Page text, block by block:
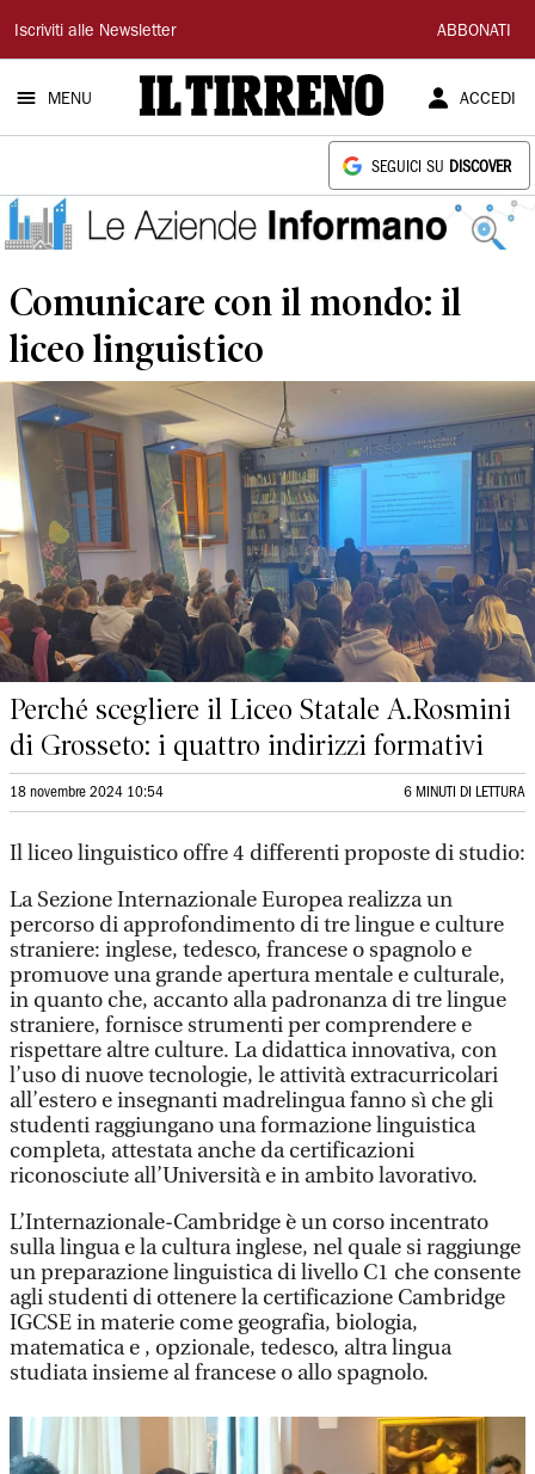
Il
Tirreno
Iscriviti alle Newsletter ABBONATI
MENU ACCEDI
SEGUICI SU DISCOVER
Comunicare con il mondo: il
liceo linguistico
Perché scegliere il Liceo Statale A.Rosmini
di Grosseto: i quattro indirizzi formativi
18 novembre 2024 10:54 6 MINUTI DI LETTURA
Il liceo linguistico offre 4 differenti proposte di studio:
La Sezione Internazionale Europea realizza un
percorso di approfondimento di tre lingue e culture
straniere: inglese, tedesco, francese o spagnolo e
promuove una grande apertura mentale e culturale,
in quanto che, accanto alla padronanza di tre lingue
straniere, fornisce strumenti per comprendere e
rispettare altre culture. La didattica innovativa, con
l’uso di nuove tecnologie, le attività extracurricolari
all’estero e insegnanti madrelingua fanno sì che gli
studenti raggiungano una formazione linguistica
completa, attestata anche da certificazioni
riconosciute all’Università e in ambito lavorativo.
L’Internazionale-Cambridge è un corso incentrato
sulla lingua e la cultura inglese, nel quale si raggiunge
un preparazione linguistica di livello C1 che consente
agli studenti di ottenere la certificazione Cambridge
IGCSE in materie come geografia, biologia,
matematica e , opzionale, tedesco, altra lingua
studiata insieme al francese o allo spagnolo.